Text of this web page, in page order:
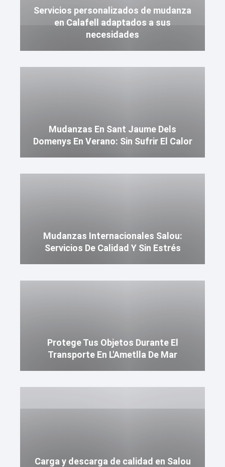
Servicios personalizados de mudanza
en Calafell adaptados a sus
necesidades
Mudanzas En Sant Jaume Dels
Domenys En Verano: Sin Sufrir El Calor
Mudanzas Internacionales Salou:
Servicios De Calidad Y Sin Estrés
Protege Tus Objetos Durante El
Transporte En L'Ametlla De Mar
Carga y descarga de calidad en Salou